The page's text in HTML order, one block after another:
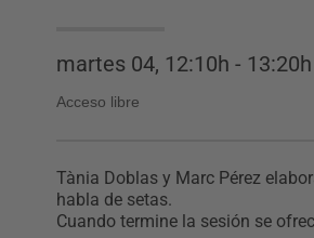
martes 04, 12:10h - 13:20h
Acceso libre
Tània Doblas y Marc Pérez
habla de setas.
Cuando termine la sesión se